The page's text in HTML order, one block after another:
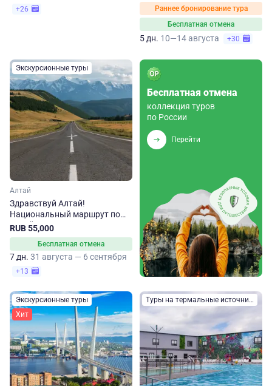
+26
Раннее бронирование тура
Бесплатная отмена
5 дн. 10—14 августа +30
Экскурсионные туры
Алтай
Здравствуй Алтай!
Национальный маршрут по
Алтайскому краю
RUB 55,000
Бесплатная отмена
7 дн. 31 августа — 6 сентября
+13
Бесплатная отмена
коллекция туров
по России
Перейти
Экскурсионные туры
Хит
Туры на термальные источники